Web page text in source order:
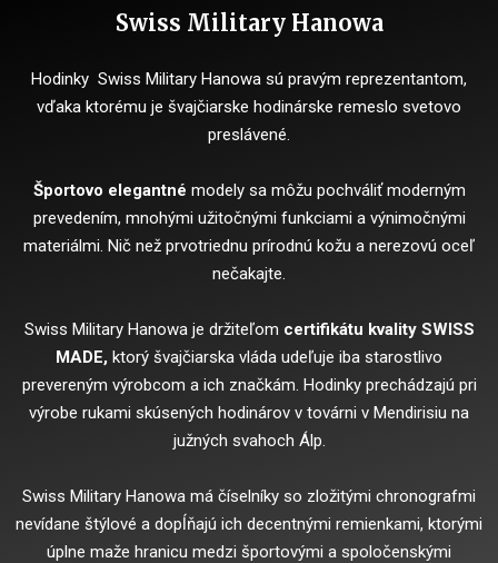
Swiss Military Hanowa
Hodinky Swiss Military Hanowa sú pravým reprezentantom,
vďaka ktorému je švajčiarske hodinárske remeslo svetovo
preslávené.
Športovo elegantné modely sa môžu pochváliť moderným
prevedením, mnohými užitočnými funkciami a výnimočnými
materiálmi. Nič než prvotriednu prírodnú kožu a nerezovú oceľ
nečakajte.
Swiss Military Hanowa je držiteľom certifikátu kvality SWISS
MADE, ktorý švajčiarska vláda udeľuje iba starostlivo
prevereným výrobcom a ich značkám. Hodinky prechádzajú pri
výrobe rukami skúsených hodinárov v továrni v Mendirisiu na
južných svahoch Álp.
Swiss Military Hanowa má číselníky so zložitými chronografmi
nevídane štýlové a dopĺňajú ich decentnými remienkami, ktorými
úplne maže hranicu medzi športovými a spoločenskými